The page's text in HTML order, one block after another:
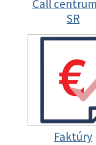
Call
SR
Faktúry